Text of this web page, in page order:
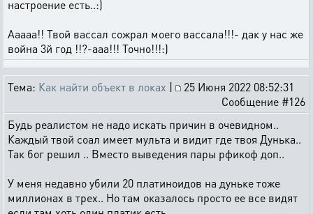
настроение есть..:)
Ааааа!! Твой вассал сожрал моего вассала!!!- дак у нас же
война 3й год !!?-ааа!!! Точно!!!:)
Тема: Как найти объект в локах |
25 Июня 2022 08:52:31
Сообщение #126
Будь реалистом не надо искать причин в очевидном..
Каждый твой соал имеет мульта и видит где твоя Дунька..
Так бог решил .. Вместо выведения пары рфикоф доп..
У меня недавно убили 20 платиноидов на дуньке тоже
миллионах в трех.. Но там оказалось просто ее все видят